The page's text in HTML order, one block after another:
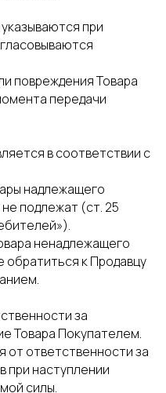
указываются при
повреждения Товара
передачи
в соответствии с
надлежащего
подлежат (ст. 25
ненадлежащего
обратиться к Продавцу
за
Товара Покупателем.
ответственности за
при наступлении
силы.
Контакты